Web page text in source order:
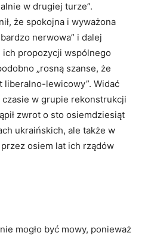
w drugiej turze”.
że spokojna i wyważona
nerwowa” i dalej
ich propozycji wspólnego
„rosną szanse, że
lewicowy”. Widać
w grupie rekonstrukcji
zwrot o sto osiemdziesiąt
ukraińskich, ale także w
osiem lat ich rządów
mogło być mowy, ponieważ